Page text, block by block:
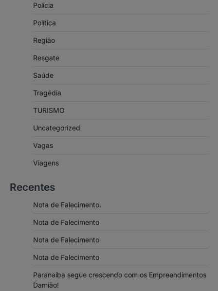
Polícia
Política
Região
Resgate
Saúde
Tragédia
TURISMO
Uncategorized
Vagas
Viagens
Recentes
Nota de Falecimento.
Nota de Falecimento
Nota de Falecimento
Nota de Falecimento
Paranaíba segue crescendo com os Empreendimentos
Damião!